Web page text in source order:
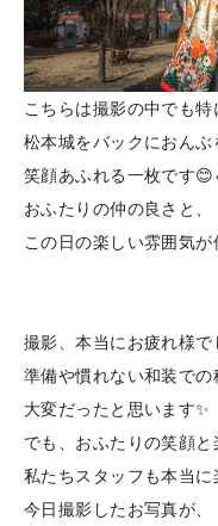
こちらは撮影の中でも特
松本城をバックにおんぶ
笑顔あふれる一枚です
おふたりの仲の良さと、
この日の楽しい雰囲気
撮影、本当にお疲れ様で
準備や慣れない和装での
大変だったと思います✨
でも、おふたりの笑顔と
私たちスタッフも本当
今日撮影したお写真が、